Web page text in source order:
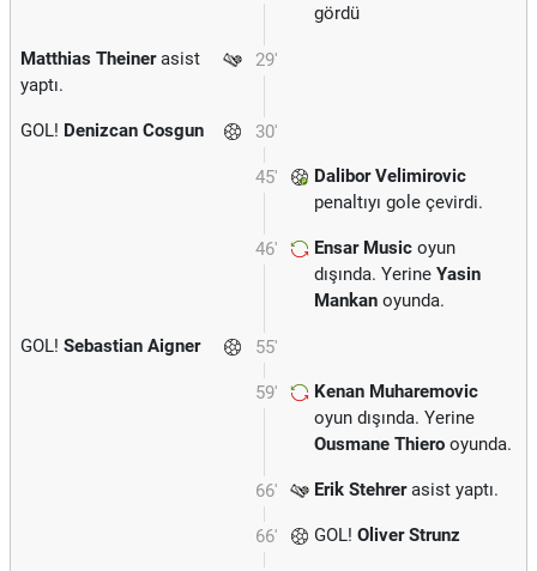
gördü
29'
Matthias Theinerasist
yaptı.
30'
GOL! Denizcan Cosgun
45'
Dalibor Velimirovic
penaltıyı gole çevirdi.
46' Ensar Music oyun
dışında. Yerine Yasin
Mankan oyunda.
55'
GOL! Sebastian Aigner
59'
Kenan Muharemovic
oyun dışında. Yerine
Ousmane Thiero oyunda.
66' Erik Stehrerasist yaptı.
66' GOL! Oliver Strunz